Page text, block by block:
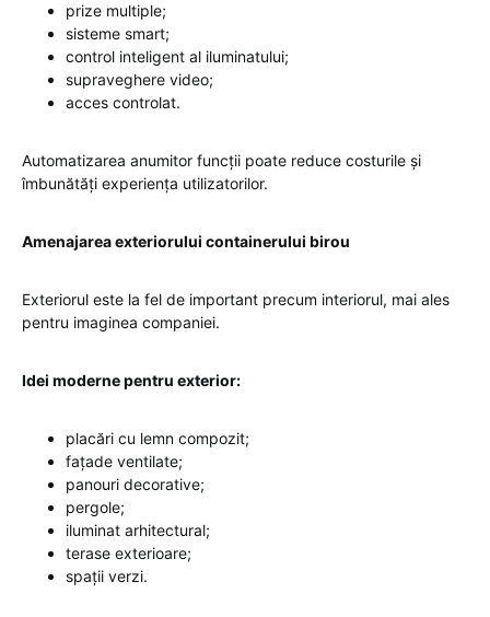
prize multiple;
sisteme smart;
control inteligent al iluminatului;
supraveghere video;
acces controlat.
Automatizarea anumitor funcții poate reduce costurile și
îmbunătăți experiența utilizatorilor.
Amenajarea exteriorului containerului birou
Exteriorul este la fel de important precum interiorul, mai ales
pentru imaginea companiei.
Idei moderne pentru exterior:
placări cu lemn compozit;
fațade ventilate;
panouri decorative;
pergole;
iluminat arhitectural;
terase exterioare;
spații verzi.